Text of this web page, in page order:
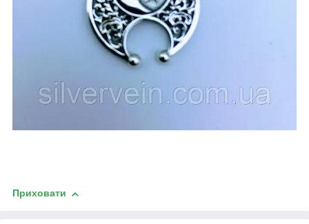
Приховати